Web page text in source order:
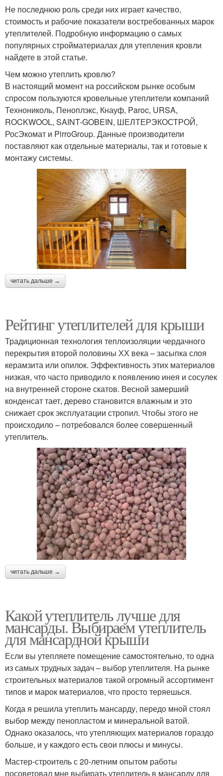
Не последнюю роль среди них играет качество,
стоимость и рабочие показатели востребованных марок
утеплителей. Подробную информацию о самых
популярных стройматериалах для утепления кровли
найдете в этой статье.
Чем можно утеплить кровлю?
В настоящий момент на российском рынке особым
спросом пользуются кровельные утеплители компаний
Технониколь, Пеноплэкс, Кнауф, Paroc, URSA,
ROCKWOOL, SAINT-GOBEIN, ШЕЛТЕРЭКОСТРОЙ,
РосЭкомат и PirroGroup. Данные производители
поставляют как отдельные материалы, так и готовые к
монтажу системы.
читать дальше →
Рейтинг утеплителей для крыши
Традиционная технология теплоизоляции чердачного
перекрытия второй половины ХХ века – засыпка слоя
керамзита или опилок. Эффективность этих материалов
низкая, что часто приводило к появлению инея и сосулек
на внутренней стороне скатов. Весной замерший
конденсат тает, дерево становится влажным и это
снижает срок эксплуатации стропил. Чтобы этого не
происходило – потребовался более совершенный
утеплитель.
читать дальше →
Какой утеплитель лучше для
мансарды. Выбираем утеплитель
для мансардной крыши
Если вы утепляете помещение самостоятельно, то одна
из самых трудных задач – выбор утеплителя. На рынке
строительных материалов такой огромный ассортимент
типов и марок материалов, что просто теряешься.
Когда я решила утеплить мансарду, передо мной стоял
выбор между пенопластом и минеральной ватой.
Однако оказалось, что утепляющих материалов гораздо
больше, и у каждого есть свои плюсы и минусы.
Мастер-строитель с 20-летним опытом работы
посоветовал мне выбирать утеплитель в мансарду для